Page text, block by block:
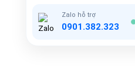
Zalo hỗ trợ
0901.382.323